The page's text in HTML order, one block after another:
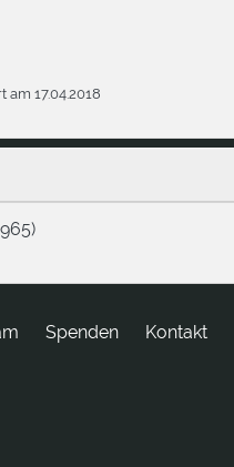
17.04.2018
)
Spenden tkatnoK